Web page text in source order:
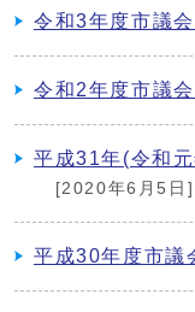
令和3年度市議
令和2年度市議
平成31年(令和
[2020年6月5日]
平成30年度市議